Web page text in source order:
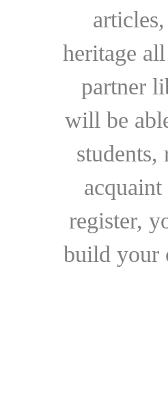
heritage
partner
will be
students,
register,
build your